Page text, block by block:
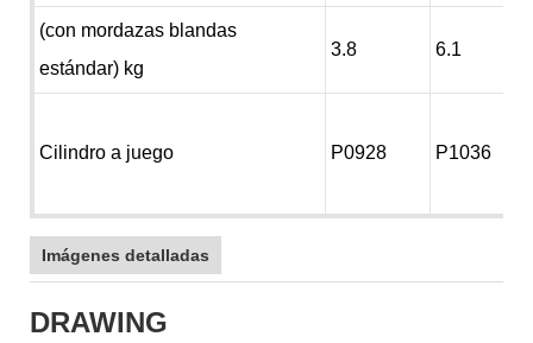
(con mordazas blandas
estándar) kg
3.8 6.1
Cilindro a juego P0928 P1036
Imágenes detalladas
DRAWING